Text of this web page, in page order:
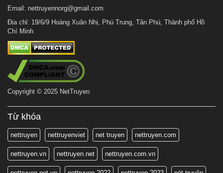
Email: nettruyennorg@gmail.com
Địa chỉ: 19/6/9 Hoàng Xuân Nhị, Phú Trung, Tân Phú, Thành phố Hồ
Chí Minh
Copyright © 2025 NetTruyen
Từ khóa
nettruyen nettruyenviet net truyen nettruyen.com
nettruyen.vn nettruyen.net nettruyen.com.vn